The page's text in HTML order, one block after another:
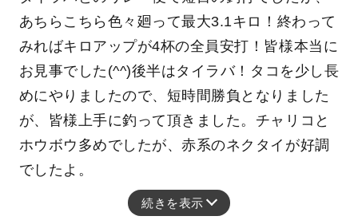
あちらこちら色々廻って最大3.1キロ！終わって
みればキロアップが4杯の全員安打！皆様本当に
お見事でした(^^)後半はタイラバ！タコを少し長
めにやりましたので、短時間勝負となりました
が、皆様上手に釣って頂きました。チャリコと
ホウボウ多めでしたが、赤系のネクタイが好調
でしたよ。
続きを表示